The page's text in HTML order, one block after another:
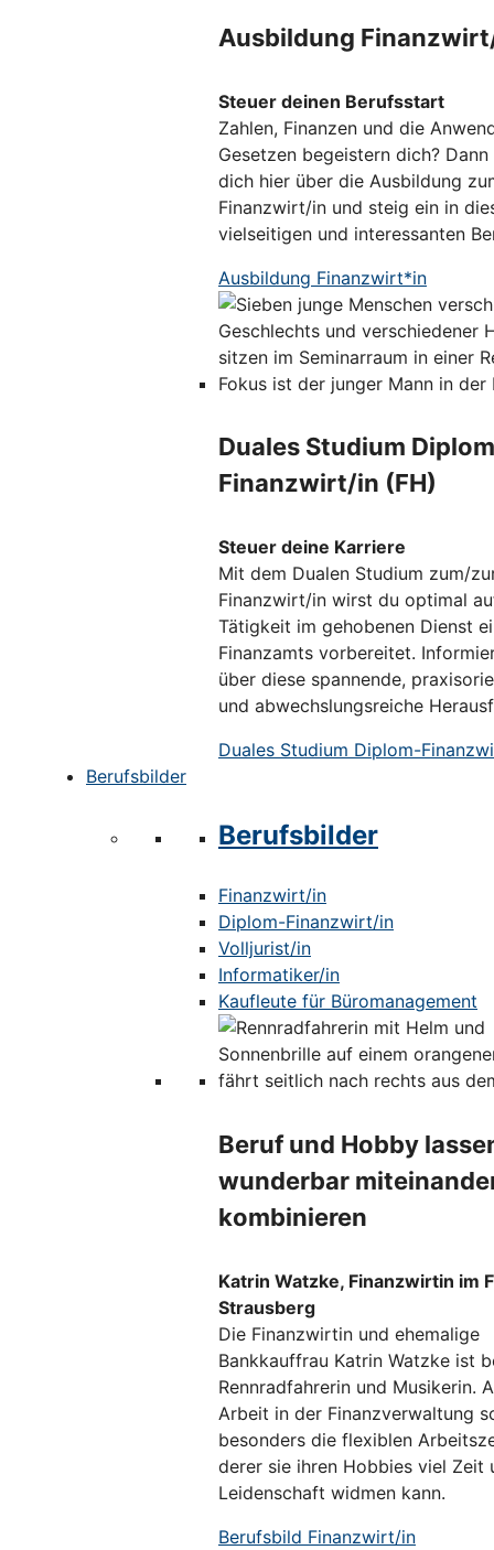
Ausbildung
Steuer deinen Berufsstart
Zahlen, Finanzen und die
Gesetzen begeistern dich?
dich hier über die Ausbildung
Finanzwirt/in und steig ein in
vielseitigen und interessanten
Ausbildung Finanzwirt*in
Duales Studium
Finanzwirt/in (FH)
Steuer deine Karriere
Mit dem Dualen Studium zum/
Finanzwirt/in wirst du optimal
Tätigkeit im gehobenen Dienst
Finanzamts vorbereitet.
über diese spannende,
und abwechslungsreiche
Duales Studium Diplom-
Berufsbilder
Berufsbilder
Finanzwirt/in
Diplom-Finanzwirt/in
Volljurist/in
Informatiker/in
Kaufleute für Büromanagement
Beruf und Hobby
wunderbar
kombinieren
Katrin Watzke, Finanzwirtin im
Strausberg
Die Finanzwirtin und ehemalige
Bankkauffrau Katrin Watzke ist
Rennradfahrerin und Musikerin.
Arbeit in der Finanzverwaltung
besonders die flexiblen
derer sie ihren Hobbies viel Zeit
Leidenschaft widmen kann.
Berufsbild Finanzwirt/in